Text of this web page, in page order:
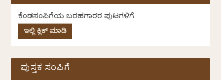
ಕೆಂಡಸಂಪಿಗೆಯ ಬರಹಗಾರರ ಪುಟಗಳಿಗೆ
ಇಲ್ಲಿ ಕ್ಲಿಕ್ ಮಾಡಿ
ಪುಸ್ತಕ ಸಂಪಿಗೆ